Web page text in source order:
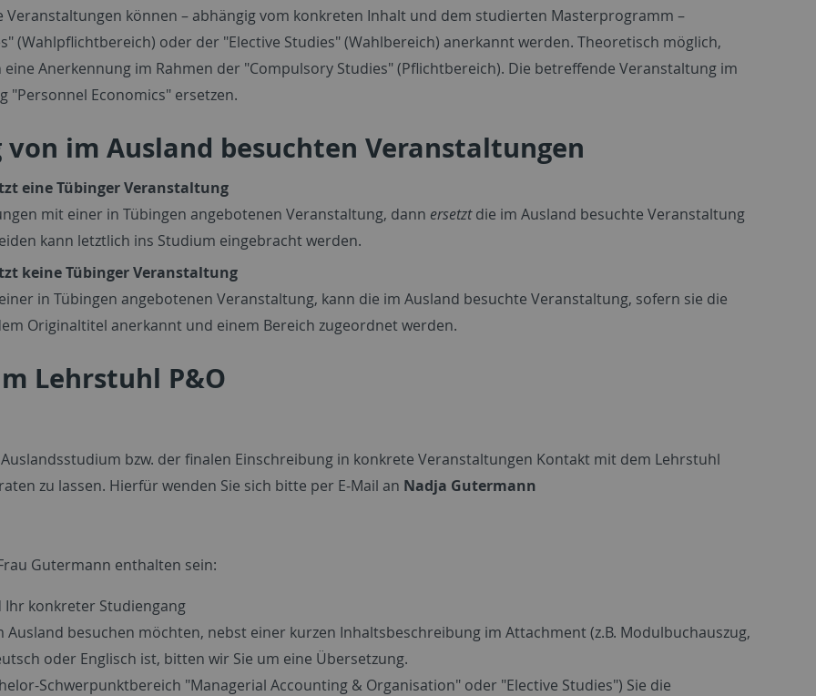
Veranstaltungen können – abhängig vom konkreten Inhalt und dem studierten Masterprogramm –
(Wahlpflichtbereich) oder der "Elective Studies" (Wahlbereich) anerkannt werden. Theoretisch möglich,
Anerkennung im Rahmen der "Compulsory Studies" (Pflichtbereich). Die betreffende Veranstaltung im
"Personnel Economics" ersetzen.
im Ausland besuchten Veranstaltungen
eine Tübinger Veranstaltung
mit einer in Tübingen angebotenen Veranstaltung, dann ersetztdie im Ausland besuchte Veranstaltung
kann letztlich ins Studium eingebracht werden.
keine Tübinger Veranstaltung
in Tübingen angebotenen Veranstaltung, kann die im Ausland besuchte Veranstaltung, sofern sie die
Originaltitel anerkannt und einem Bereich zugeordnet werden.
Lehrstuhl P&O
bzw. der finalen Einschreibung in konkrete Veranstaltungen Kontakt mit dem Lehrstuhl
zu lassen. Hierfür wenden Sie sich bitte per E-Mail an Nadja Gutermann
Gutermann enthalten sein:
Ihr konkreter Studiengang
besuchen möchten, nebst einer kurzen Inhaltsbeschreibung im Attachment (z.B. Modulbuchauszug,
oder Englisch ist, bitten wir Sie um eine Übersetzung.
Schwerpunktbereich "Managerial Accounting & Organisation" oder "Elective Studies") Sie die